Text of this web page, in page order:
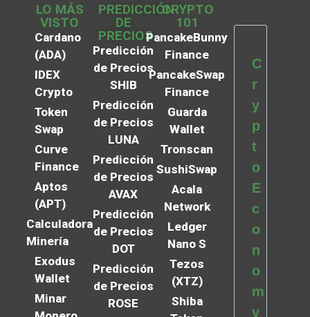
LO MÁS
VISTO
Cardano
(ADA)
IDEX
Crypto
Token
Swap
Curve
Finance
Aptos
(APT)
Calculadora
Minería
Exodus
Wallet
Minar
PREDICCIÓN
DE
PRECIOS
Predicción
de Precios
SHIB
Predicción
de Precios
LUNA
Predicción
de Precios
AVAX
Predicción
de Precios
DOT
Predicción
de Precios
ROSE
CRYPTO
101
PancakeBunny
Finance
PancakeSwap
Finance
Guarda
Wallet
Tronscan
SushiSwap
Acala
Network
Ledger
Nano S
Tezos
(XTZ)
Shiba
C
r
y
p
t
o
E
c
o
n
o
m
y